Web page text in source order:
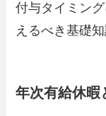
付与タイミン
えるべき基礎
年次有給休暇